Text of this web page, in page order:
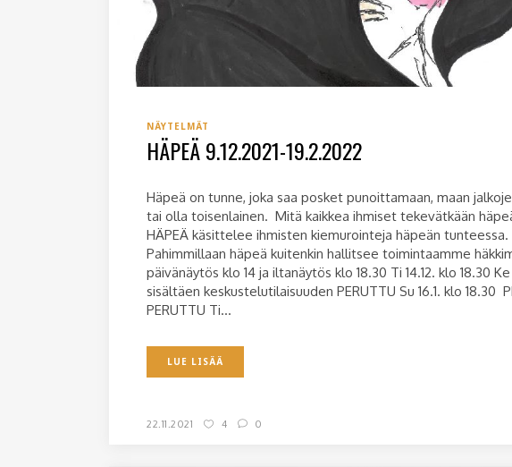
NÄYTELMÄT
HÄPEÄ 9.12.2021-19.2.2022
Häpeä on tunne, joka saa posket punoittamaan, maan
tai olla toisenlainen. Mitä kaikkea ihmiset tekevätkään
HÄPEÄ käsittelee ihmisten kiemurointeja häpeän
Pahimmillaan häpeä kuitenkin hallitsee toimintaamme
päivänäytös klo 14 ja iltanäytös klo 18.30 Ti 14.12. klo 18.30
sisältäen keskustelutilaisuuden PERUTTU Su 16.1. klo 18.30
PERUTTU Ti...
LUE LISÄÄ
22.11.2021 4 0